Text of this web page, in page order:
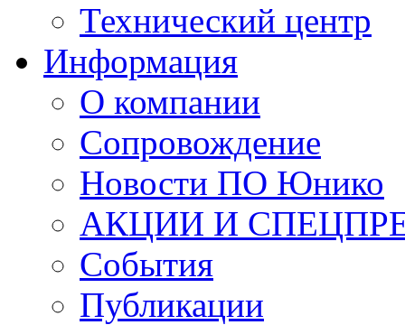
Технический центр
Информация
О компании
Сопровождение
Новости ПО Юнико
АКЦИИ И
События
Публикации